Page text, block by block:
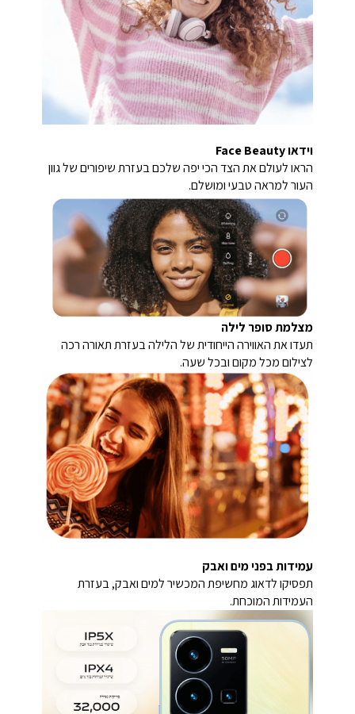
וידאו Face Beauty
הראו לעולם את הצד הכי יפה שלכם בעזרת שיפורים של גוון
העור למראה טבעי ומושלם.
מצלמת סופר לילה
תעדו את האווירה הייחודית של הלילה בעזרת תאורה רכה
לצילום מכל מקום ובכל שעה.
עמידות בפני מים ואבק
תפסיקו לדאוג מחשיפת המכשיר למים ואבק, בעזרת
העמידות המוכחת.